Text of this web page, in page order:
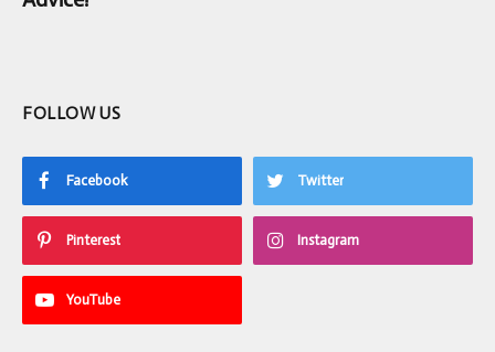
FOLLOW US
Facebook Twitter
Pinterest Instagram
YouTube